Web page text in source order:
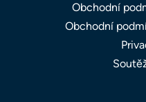
Obchodní
Obchodní